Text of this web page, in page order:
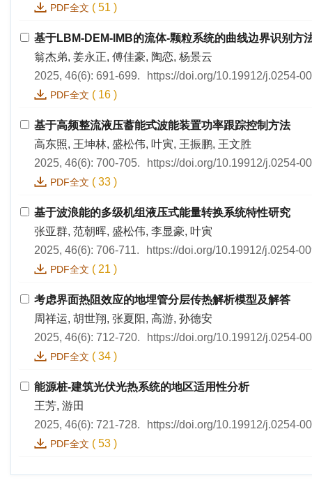
PDF全文 ( 51 )
基于LBM-DEM-IMB的流体-颗粒系统的曲线边界识别方
翁杰弟, 姜永正, 傅佳豪, 陶恋, 杨景云
2025, 46(6): 691-699.
https://doi.org/10.19912/j.0254-
PDF全文 ( 16 )
基于高频整流液压蓄能式波能装置功率跟踪控制方法
高东照, 王坤林, 盛松伟, 叶寅, 王振鹏, 王文胜
2025, 46(6): 700-705.
https://doi.org/10.19912/j.0254-
PDF全文 ( 33 )
基于波浪能的多级机组液压式能量转换系统特性研究
张亚群, 范朝晖, 盛松伟, 李显豪, 叶寅
2025, 46(6): 706-711.
https://doi.org/10.19912/j.0254-
PDF全文 ( 21 )
考虑界面热阻效应的地埋管分层传热解析模型及解答
周祥运, 胡世翔, 张夏阳, 高游, 孙德安
2025, 46(6): 712-720.
https://doi.org/10.19912/j.0254-
PDF全文 ( 34 )
能源桩-建筑光伏光热系统的地区适用性分析
王芳, 游田
2025, 46(6): 721-728.
https://doi.org/10.19912/j.0254-
PDF全文 ( 53 )